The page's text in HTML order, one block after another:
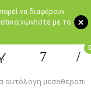
+
να διαφέρουν.
με το
0
αυτόλογη